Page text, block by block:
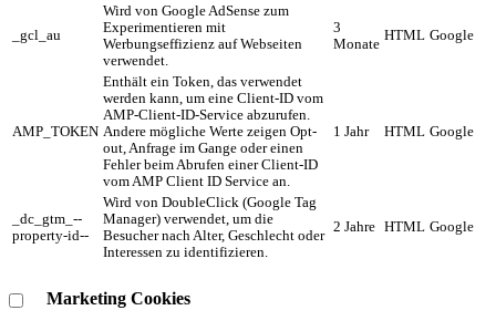
_gcl_au
Wird von Google AdSense zum
Experimentieren mit
Werbungseffizienz auf Webseiten
verwendet.
3
Monate
HTML Google
AMP_TOKEN
Enthält ein Token, das verwendet
werden kann, um eine Client-ID vom
AMP-Client-ID-Service abzurufen.
Andere mögliche Werte zeigen Opt-
out, Anfrage im Gange oder einen
Fehler beim Abrufen einer Client-ID
vom AMP Client ID Service an.
1 Jahr HTML Google
_dc_gtm_--
property-id--
Wird von DoubleClick (Google Tag
Manager) verwendet, um die
Besucher nach Alter, Geschlecht oder
Interessen zu identifizieren.
2 Jahre HTML Google
Marketing Cookies